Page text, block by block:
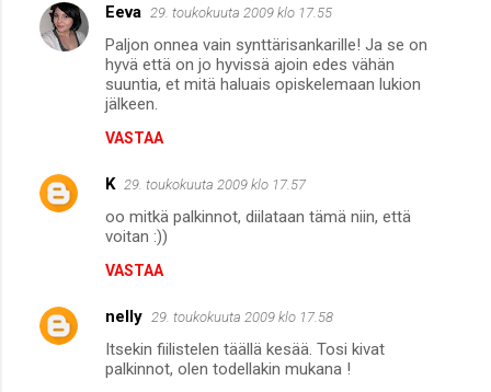
Eeva 29. toukokuuta 2009 klo 17.55
Paljon onnea vain synttärisankarille! Ja se on
hyvä että on jo hyvissä ajoin edes vähän
suuntia, et mitä haluais opiskelemaan lukion
jälkeen.
VASTAA
K 29. toukokuuta 2009 klo 17.57
oo mitkä palkinnot, diilataan tämä niin, että
voitan :))
VASTAA
nelly 29. toukokuuta 2009 klo 17.58
Itsekin fiilistelen täällä kesää. Tosi kivat
palkinnot, olen todellakin mukana !